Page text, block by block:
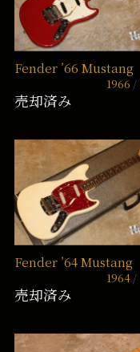
Fender ’66 Mustang
1966
売却済み
Fender ’64 Mustang
1964
売却済み